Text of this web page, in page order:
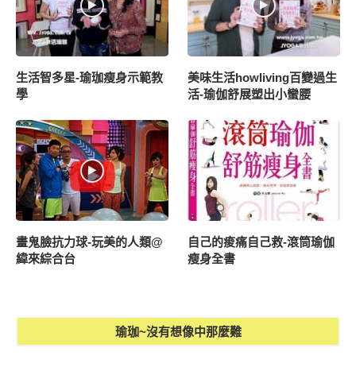
生活智多星-瑜珈瘦身示範教
學
美味生活howliving百變過生
活-瑜伽舒展塑出小蠻腰
畫鬼臉抗力球-玩美的人類@
緯來綜合台
自己的痠痛自己救-滾筒瑜伽
瘦身全書
瑜珈~沒有想像中那麼難